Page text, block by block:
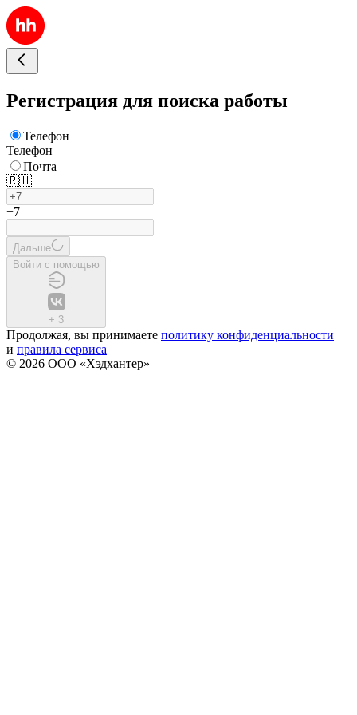
Регистрация для поиска работы
Телефон
Телефон
Почта
🇷🇺
+7
Дальше
Войти с помощью
+ 3
Продолжая, вы принимаете политику конфиденциальности
и правила сервиса
© 2026 ООО «Хэдхантер»